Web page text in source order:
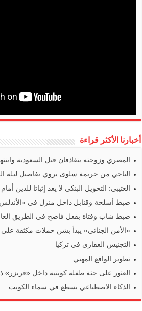
أخبارنا الأكثر قراءة
المصري وزوجته يتقاذفان قتل السعودية
الناجي من جريمة سلوى يروي تفاصيل ليلة
العتيبي: التحويل البنكي لا يعد إثباتا للدين
ضبط أسلحة وقنابل داخل منزل في
ضبط شاب وفتاة بفعل فاضح في الطريق
«الأمن الجنائي» يبدأ بشن حملات مكثفة على
التجنيس العقاري في تركيا
تطوير الواقع المهني
العثور على جثة طفلة كويتية داخل «فريزر»
الذكاء الاصطناعي يسطع في سماء الكويت